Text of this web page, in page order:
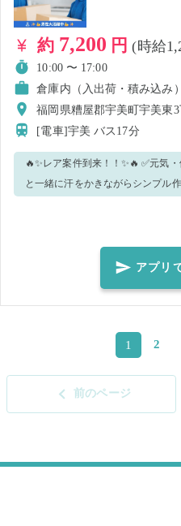
約 7,200 円(時給
10:00 〜 17:00
倉庫内（入出荷・積み込み）
福岡県糟屋郡宇美町宇美東3
[電車]宇美バス17分
🔥✨レア案件到来！！✨🔥 ✅元気・体力を活かせるお仕事💪🏻✨ ✅仲間
と一緒に汗をかきながらシンプル作業！ 【具体的には…】 ・
す。ご了承くださいませ。 ※重量
ので、腰痛持ちの方等はご応募をお控えくださ
方、上記のような業務経験のある方、大歓迎で
のお仕事なので難しい作業は一切
だけましたら、下記2点のどちら
ほどよろしくお願いいたします！】
アプリ
前のページ
1 2